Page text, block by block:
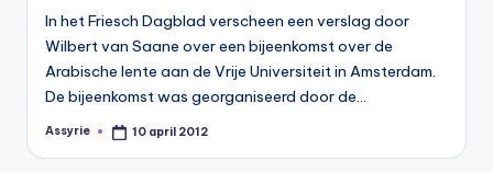
In het Friesch Dagblad verscheen een verslag door
Wilbert van Saane over een bijeenkomst over de
Arabische lente aan de Vrije Universiteit in Amsterdam.
De bijeenkomst was georganiseerd door de…
Geplaatst
Assyrie 10 april 2012